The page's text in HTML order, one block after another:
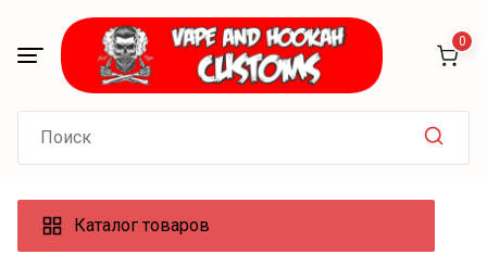
content
0
for:
Каталог товаров